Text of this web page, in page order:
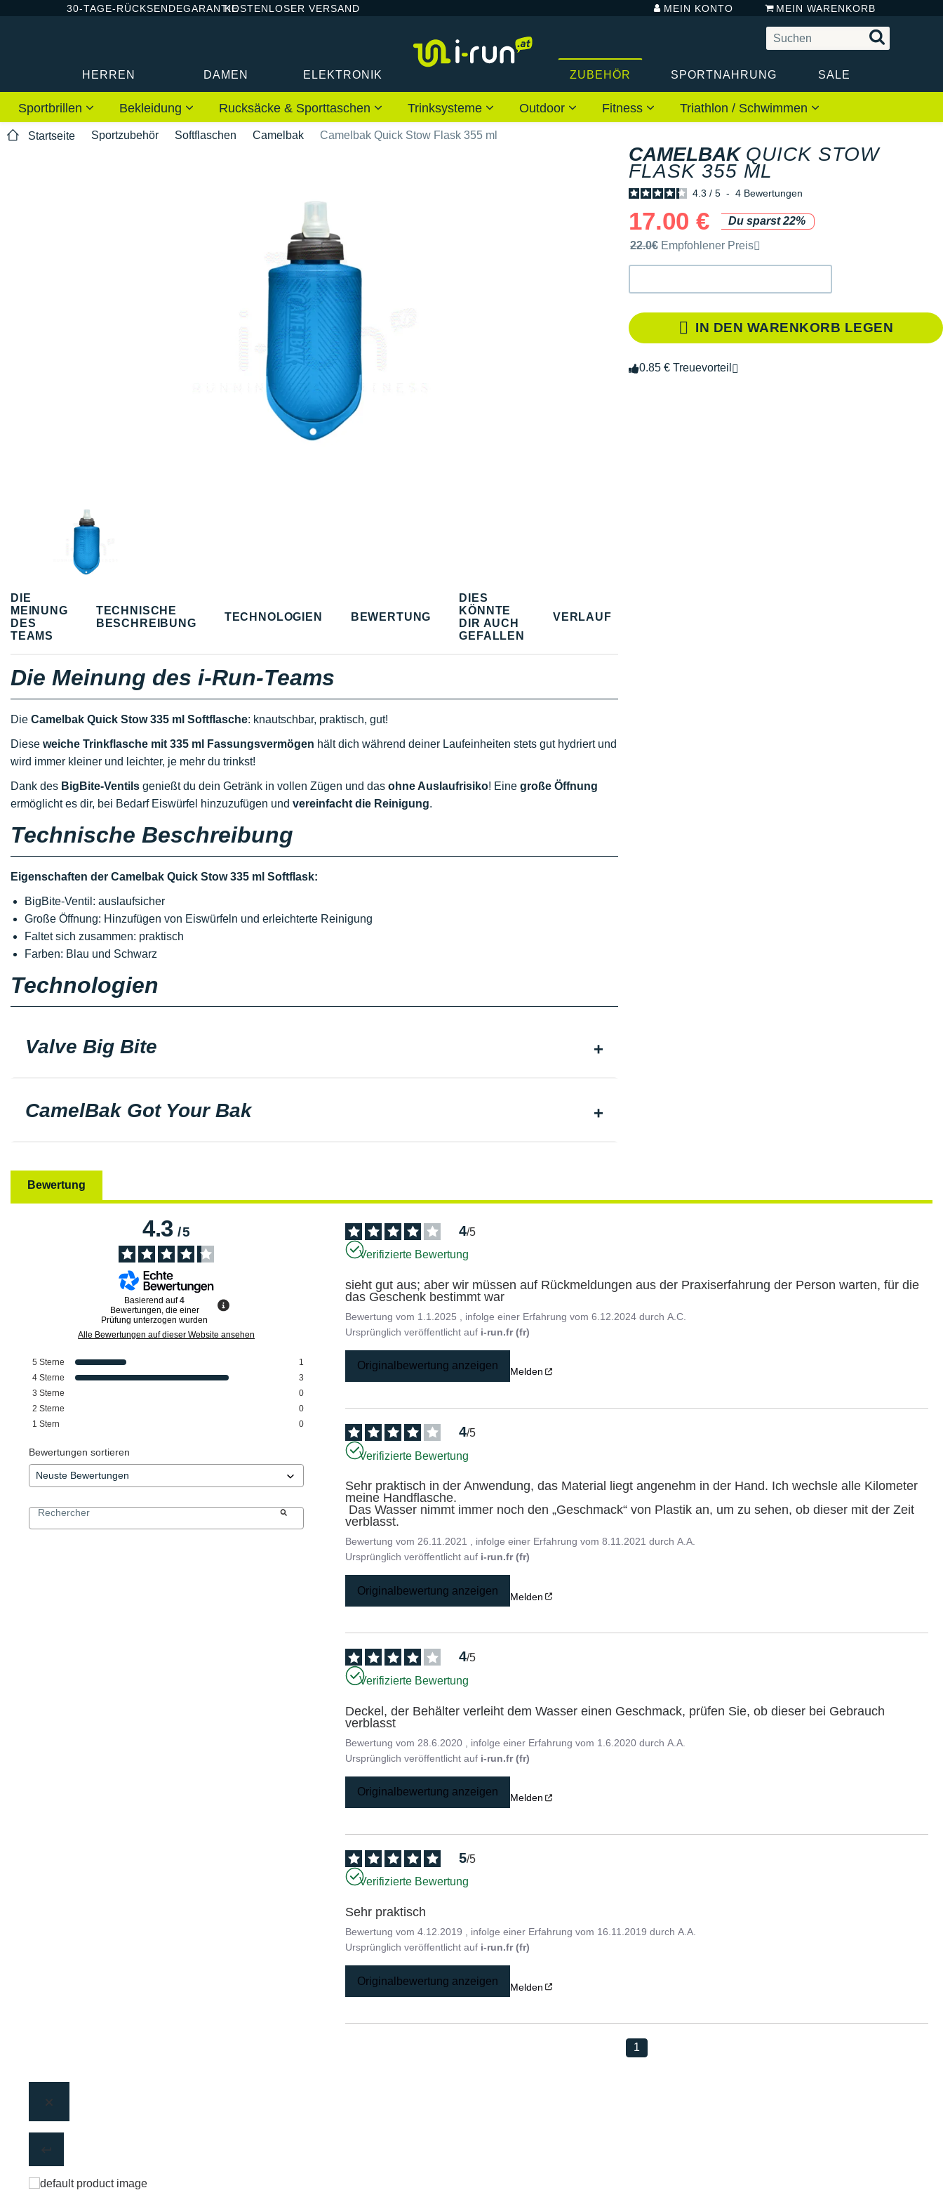
30-TAGE-RÜCKSENDEGARANTIEKOSTENLOSER VERSAND MEIN KONTO MEIN WARENKORB
HERREN DAMEN ELEKTRONIK ZUBEHÖR SPORTNAHRUNG SALE
Sportbrillen Bekleidung Rucksäcke & Sporttaschen Trinksysteme Outdoor Fitness Triathlon / Schwimmen
Startseite Sportzubehör Softflaschen Camelbak Camelbak Quick Stow Flask 355 ml
CAMELBAK QUICK STOW
FLASK 355 ML
4.3 / 5 - 4 Bewertungen
17.00 €
Du sparst 22%
Unverbindliche Preisempfehlung der Marke
22.0€ Empfohlener Preis
IN DEN WARENKORB LEGEN
0.85 € Treuevorteil
DIE
MEINUNG
DES
TEAMS
TECHNISCHE
BESCHREIBUNG
TECHNOLOGIEN BEWERTUNG
DIES
KÖNNTE
DIR AUCH
GEFALLEN
VERLAUF
Die Meinung des i-Run-Teams
Die Camelbak Quick Stow 335 ml Softflasche: knautschbar, praktisch, gut!
Diese weiche Trinkflasche mit 335 ml Fassungsvermögen hält dich während deiner Laufeinheiten stets gut hydriert und
wird immer kleiner und leichter, je mehr du trinkst!
Dank des BigBite-Ventils genießt du dein Getränk in vollen Zügen und das ohne Auslaufrisiko! Eine große Öffnung
ermöglicht es dir, bei Bedarf Eiswürfel hinzuzufügen und vereinfacht die Reinigung.
Technische Beschreibung
Eigenschaften der Camelbak Quick Stow 335 ml Softflask:
BigBite-Ventil: auslaufsicher
Große Öffnung: Hinzufügen von Eiswürfeln und erleichterte Reinigung
Faltet sich zusammen: praktisch
Farben: Blau und Schwarz
Technologien
Valve Big Bite
CamelBak Got Your Bak
Bewertung
4.3/5
Basierend auf4
Bewertungen, die einer
Prüfung unterzogen wurden
Alle Bewertungen auf dieser Website ansehen
5 Sterne
1
4 Sterne
3
3 Sterne
0
2 Sterne
0
1 Stern 0
Bewertungen sortieren
4/5
Verifizierte Bewertung
sieht gut aus; aber wir müssen auf Rückmeldungen aus der Praxiserfahrung der Person warten, für die
das Geschenk bestimmt war
Bewertung vom 1.1.2025 , infolge einer Erfahrung vom6.12.2024 durchA.C.
Ursprünglich veröffentlicht auf i-run.fr (fr)
Originalbewertung anzeigen Melden
4/5
Verifizierte Bewertung
Sehr praktisch in der Anwendung, das Material liegt angenehm in der Hand. Ich wechsle alle Kilometer
meine Handflasche.
verblasst.
Bewertung vom 26.11.2021 , infolge einer Erfahrung vom8.11.2021 durchA.A.
Ursprünglich veröffentlicht auf i-run.fr (fr)
Originalbewertung anzeigen Melden
4/5
Verifizierte Bewertung
Deckel, der Behälter verleiht dem Wasser einen Geschmack, prüfen Sie, ob dieser bei Gebrauch
verblasst
Bewertung vom 28.6.2020 , infolge einer Erfahrung vom 1.6.2020 durchA.A.
Ursprünglich veröffentlicht auf i-run.fr (fr)
Originalbewertung anzeigen Melden
5/5
Verifizierte Bewertung
Sehr praktisch
Bewertung vom4.12.2019 , infolge einer Erfahrung vom 16.11.2019 durchA.A.
Ursprünglich veröffentlicht auf i-run.fr (fr)
Originalbewertung anzeigen Melden
1